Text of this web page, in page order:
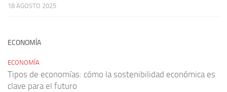
18 AGOSTO 2025
ECONOMÍA
ECONOMÍA
Tipos de economías: cómo la sostenibilidad económica es
clave para el futuro